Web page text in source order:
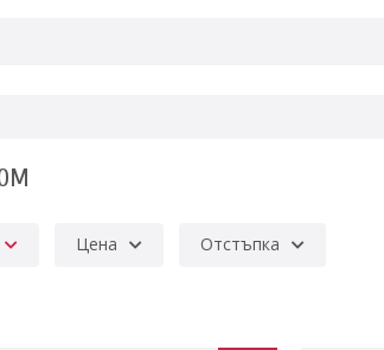
Цена Отстъпка